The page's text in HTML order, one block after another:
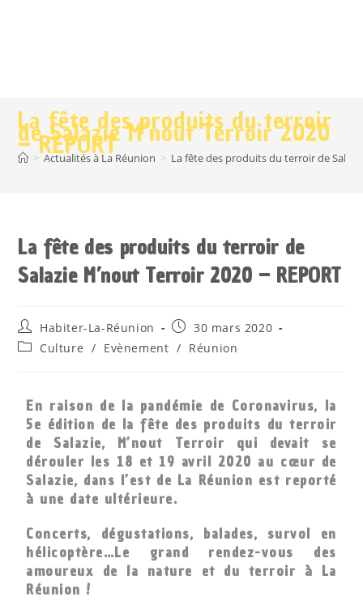
La fête des produits du terroir
de Salazie M’nout Terroir 2020
– REPORT
> Actualités à La Réunion > La fête des produits du terroir de
La fête des produits du terroir de
Salazie M’nout Terroir 2020 – REPORT
Habiter-La-Réunion
30 mars 2020
Culture / Evènement / Réunion
En raison de la pandémie de Coronavirus, la
5e édition de la fête des produits du terroir
de Salazie, M’nout Terroir qui devait se
dérouler les 18 et 19 avril 2020 au cœur de
Salazie, dans l’est de La Réunion est reporté
à une date ultérieure.
Concerts, dégustations, balades, survol en
hélicoptère…Le grand rendez-vous des
amoureux de la nature et du terroir à La
Réunion !